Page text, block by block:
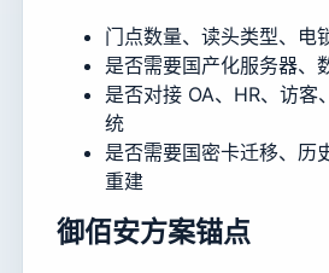
门点数量、读头类型、电
是否需要国产化服务器、
是否对接 OA、HR、访客
统
是否需要国密卡迁移、历
重建
御佰安方案锚点